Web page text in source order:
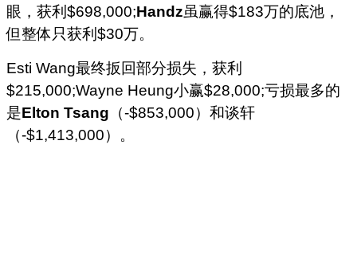
眼，获利$698,000;Handz虽赢得$183万的底池，
但整体只获利$30万。
Esti Wang最终扳回部分损失，获利
$215,000;Wayne Heung小赢$28,000;亏损最多的
是Elton Tsang （-$853,000）和谈轩
（-$1,413,000）。